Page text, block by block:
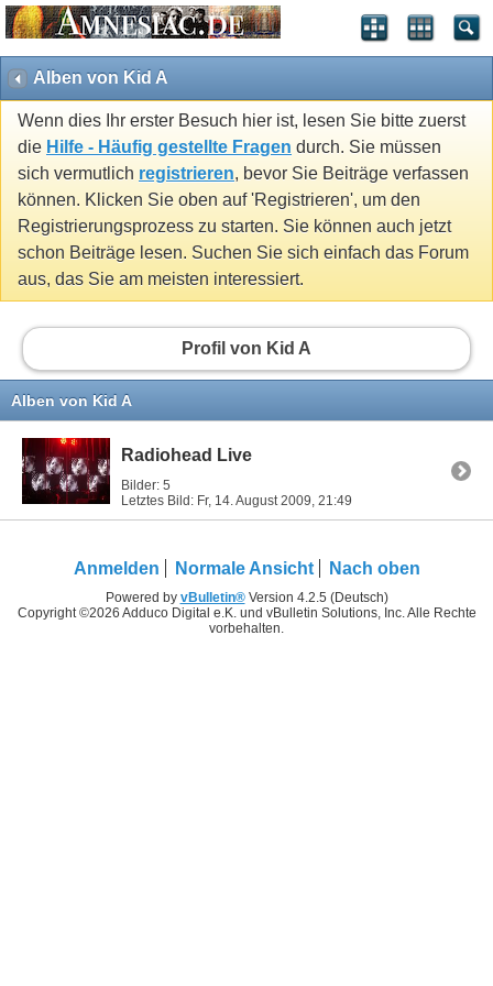
Alben von Kid A
Wenn dies Ihr erster Besuch hier ist, lesen Sie bitte zuerst
die Hilfe - Häufig gestellte Fragen durch. Sie müssen
sich vermutlich registrieren, bevor Sie Beiträge verfassen
können. Klicken Sie oben auf 'Registrieren', um den
Registrierungsprozess zu starten. Sie können auch jetzt
schon Beiträge lesen. Suchen Sie sich einfach das Forum
aus, das Sie am meisten interessiert.
Profil von Kid A
Alben von Kid A
Radiohead Live
Bilder: 5
Letztes Bild: Fr, 14. August 2009, 21:49
Anmelden Normale Ansicht Nach oben
Powered by vBulletin®Version 4.2.5 (Deutsch)
Copyright ©2026 Adduco Digital e.K. und vBulletin Solutions, Inc. Alle Rechte
vorbehalten.